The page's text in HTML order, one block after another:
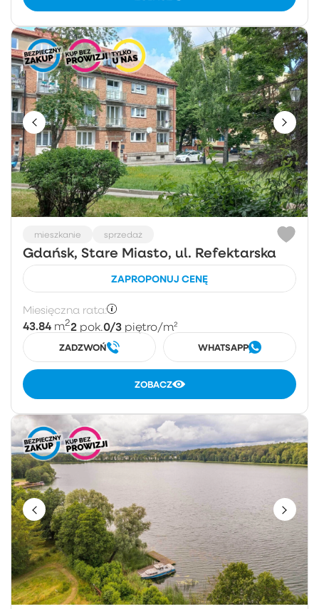
mieszkanie sprzedaż
Gdańsk, Stare Miasto, ul. Refektarska
ZAPROPONUJ CENĘ
Miesięczna rata:
43.84 m22 pok.0/3 piętro/m²
ZADZWOŃ WHATSAPP
ZOBACZ